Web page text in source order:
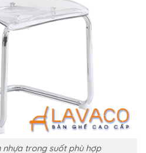
nhựa trong suốt phù hợp